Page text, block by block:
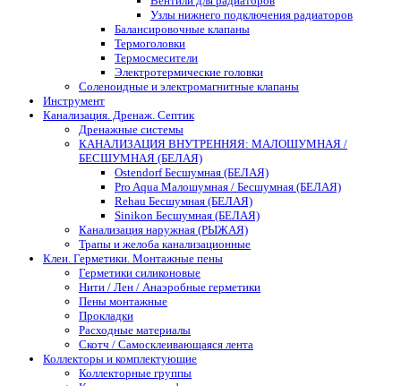
Узлы нижнего подключения радиаторов
Балансировочные клапаны
Термоголовки
Термосмесители
Электротермические головки
Соленоидные и электромагнитные клапаны
Инструмент
Канализация. Дренаж. Септик
Дренажные системы
КАНАЛИЗАЦИЯ ВНУТРЕННЯЯ: МАЛОШУМНАЯ /
БЕСШУМНАЯ (БЕЛАЯ)
Ostendorf Бесшумная (БЕЛАЯ)
Pro Aqua Малошумная / Бесшумная (БЕЛАЯ)
Rehau Бесшумная (БЕЛАЯ)
Sinikon Бесшумная (БЕЛАЯ)
Канализация наружная (РЫЖАЯ)
Трапы и желоба канализационные
Клеи. Герметики. Монтажные пены
Герметики силиконовые
Нити / Лен / Анаэробные герметики
Пены монтажные
Прокладки
Расходные материалы
Скотч / Самосклеивающаяся лента
Коллекторы и комплектующие
Коллекторные группы